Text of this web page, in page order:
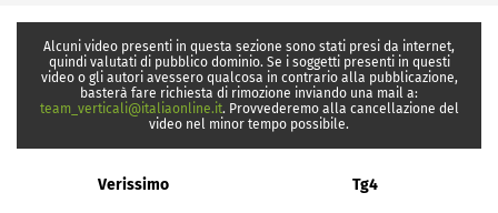
Alcuni video presenti in questa sezione sono stati presi da internet,
quindi valutati di pubblico dominio. Se i soggetti presenti in questi
video o gli autori avessero qualcosa in contrario alla pubblicazione,
basterà fare richiesta di rimozione inviando una mail a:
team_verticali@italiaonline.it. Provvederemo alla cancellazione del
video nel minor tempo possibile.
Verissimo Tg4